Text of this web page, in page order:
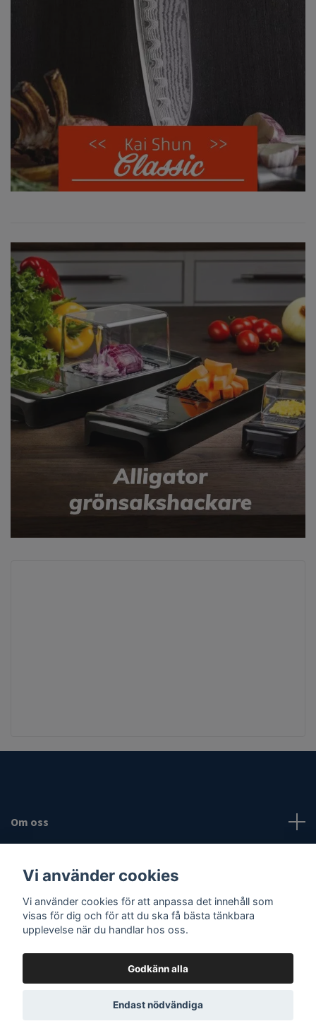
Om oss
Sociala medier
© 2026 Vassaknivar
Vi använder cookies
Vi använder cookies för att anpassa det innehåll som
visas för dig och för att du ska få bästa tänkbara
upplevelse när du handlar hos oss.
Godkänn alla
Endast nödvändiga